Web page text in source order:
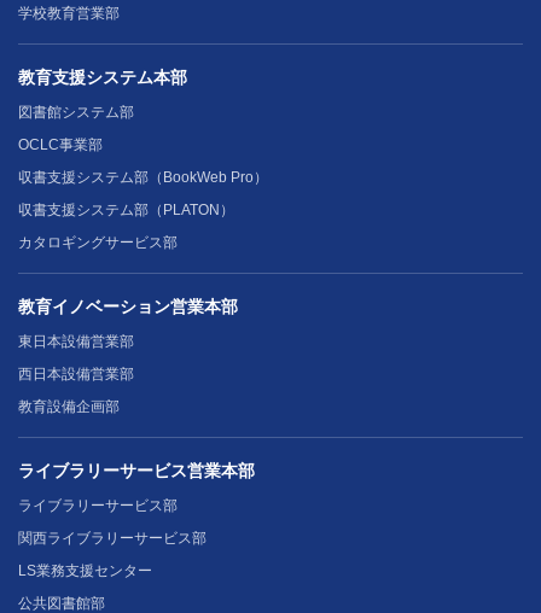
学校教育営業部
教育支援システム本部
図書館システム部
OCLC事業部
収書支援システム部（BookWeb Pro）
収書支援システム部（PLATON）
カタロギングサービス部
教育イノベーション営業本部
東日本設備営業部
西日本設備営業部
教育設備企画部
ライブラリーサービス営業本部
ライブラリーサービス部
関西ライブラリーサービス部
LS業務支援センター
公共図書館部